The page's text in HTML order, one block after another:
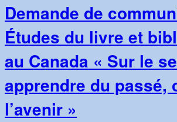
bibliographique
du
Canada »
de
la
Demande de
Études du livre et
au Canada « Sur le
apprendre du passé,
l’avenir »